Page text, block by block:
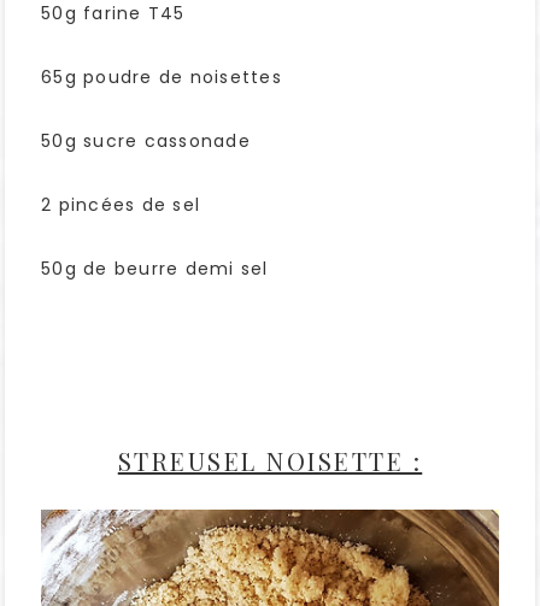
50g farine T45
65g poudre de noisettes
50g sucre cassonade
2 pincées de sel
50g de beurre demi sel
STREUSEL NOISETTE :